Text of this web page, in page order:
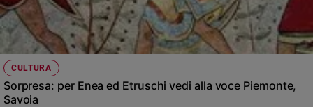
Sport
Interviste
Papa
Papa
CULTURA
Sorpresa: per Enea ed Etruschi vedi alla voce Piemonte,
Savoia